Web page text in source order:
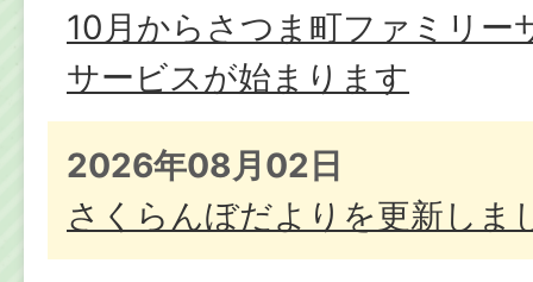
10月からさつま町ファミリー
サービスが始まります
2026年08月02日
さくらんぼだよりを更新しま